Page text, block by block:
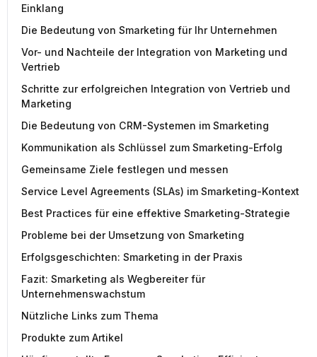
Einklang
Die Bedeutung von Smarketing für Ihr Unternehmen
Vor- und Nachteile der Integration von Marketing und
Vertrieb
Schritte zur erfolgreichen Integration von Vertrieb und
Marketing
Die Bedeutung von CRM-Systemen im Smarketing
Kommunikation als Schlüssel zum Smarketing-Erfolg
Gemeinsame Ziele festlegen und messen
Service Level Agreements (SLAs) im Smarketing-Kontext
Best Practices für eine effektive Smarketing-Strategie
Probleme bei der Umsetzung von Smarketing
Erfolgsgeschichten: Smarketing in der Praxis
Fazit: Smarketing als Wegbereiter für
Unternehmenswachstum
Nützliche Links zum Thema
Produkte zum Artikel